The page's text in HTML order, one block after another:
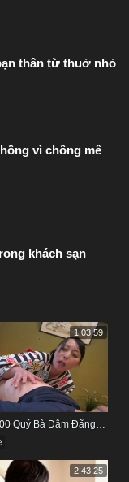
thân từ thuở nhỏ
vì chồng mê
khách sạn
HEYZO-3800 Quý Bà Dâm Đãng Và Cuộc Vui Đầy Kích Thích
1:03:59
2:43:25